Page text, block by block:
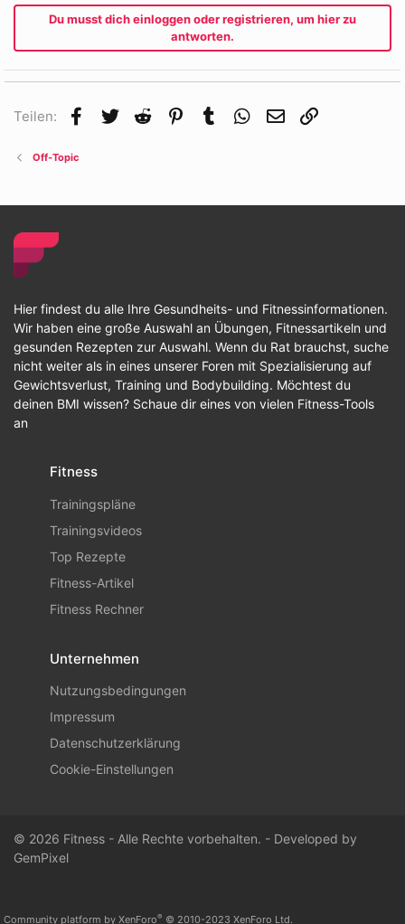
Du musst dich einloggen oder registrieren, um hier zu
antworten.
Teilen: Facebook
Twitter Reddit Pinterest
Tumblr WhatsApp
E-Mail
Off-Topic
Hier findest du alle Ihre Gesundheits- und Fitnessinformationen.
Wir haben eine große Auswahl an Übungen, Fitnessartikeln und
gesunden Rezepten zur Auswahl. Wenn du Rat brauchst, suche
nicht weiter als in eines unserer Foren mit Spezialisierung auf
Gewichtsverlust, Training und Bodybuilding. Möchtest du
deinen BMI wissen? Schaue dir eines von vielen Fitness-Tools
an
Fitness
Trainingspläne
Trainingsvideos
Top Rezepte
Fitness-Artikel
Fitness Rechner
Unternehmen
Nutzungsbedingungen
Impressum
Datenschutzerklärung
Cookie-Einstellungen
© 2026 Fitness - Alle Rechte vorbehalten. - Developed by
GemPixel
Community platform by XenForo® © 2010-2023 XenForo Ltd.